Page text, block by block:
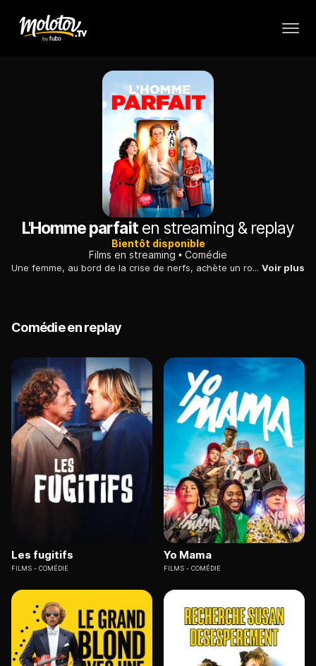
L'Homme parfaiten streaming & replay
Bientôt disponible
Films en streaming
Comédie
Une femme, au bord de la crise de nerfs, achète un robot à l'apparence humaine pour l'aider dans ses tâches, suscitant la colère de son époux. Voir plus
Comédie en replay
Les fugitifs
FILMS COMÉDIE
Yo Mama
FILMS COMÉDIE